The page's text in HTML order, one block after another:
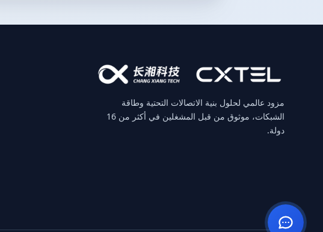
مزود عالمي لحلول بنية الاتصالات التحتية وطاقة
الشبكات، موثوق من قبل المشغلين في أكثر من 16
دولة.